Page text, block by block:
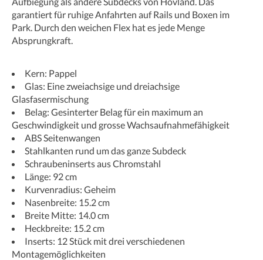
garantiert für ruhige Anfahrten auf Rails und Boxen im
Park. Durch den weichen Flex hat es jede Menge
Absprungkraft.
Kern: Pappel
Glas: Eine zweiachsige und dreiachsige
Glasfasermischung
Belag: Gesinterter Belag für ein maximum an
Geschwindigkeit und grosse Wachsaufnahmefähigkeit
ABS Seitenwangen
Stahlkanten rund um das ganze Subdeck
Schraubeninserts aus Chromstahl
Länge: 92 cm
Kurvenradius: Geheim
Nasenbreite: 15.2 cm
Breite Mitte: 14.0 cm
Heckbreite: 15.2 cm
Inserts: 12 Stück mit drei verschiedenen
Montagemöglichkeiten